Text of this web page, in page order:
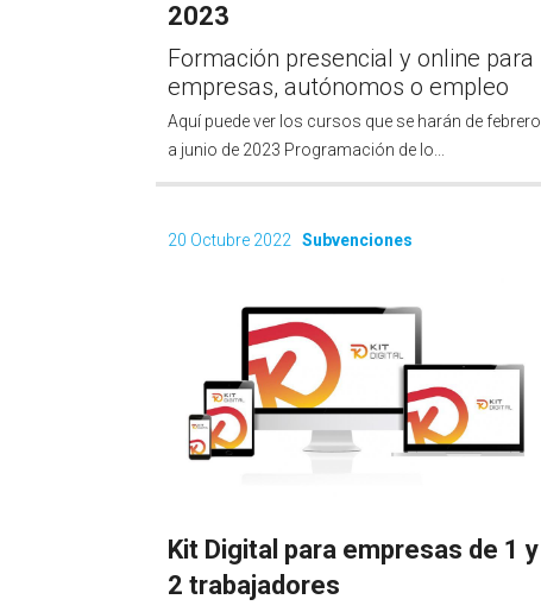
2023
Formación presencial y online para
empresas, autónomos o empleo
Aquí puede ver los cursos que se harán de febrero
a junio de 2023 Programación de lo...
20 Octubre 2022 Subvenciones
Kit Digital para empresas de 1 y
2 trabajadores